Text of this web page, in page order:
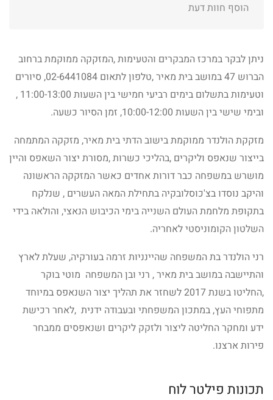
הוסף חוות דעת
ניתן לבקר במרכז המבקרים והטעימות ,המזקקה ממוקמת ברחוב
הברוש 47 במושב בית מאיר ,טלפון לתאום 02-6441084, סיורים
וטעימות בתשלום בימים רביעי חמישי בין השעות 11:00-13:00 ,
ובימי שישי בין השעות 10:00-12:00, זמן הסיור כשעה.
מזקקת הולנדר ממוקמת בישוב הדתי בית מאיר, מזקקה המתמחה
בייצור שנאפס וליקרים ,בהליכי כשרות ,מסורת יצור השאפס והיין
מושרש במשפחה כבר דורות אחדים כאשר המזקקה הראשונה
והיקב נוסדו בצ'כוסלובקיה בתחילת המאה העשרים , שנלקח
בתקופת מלחמת העולם השנייה בימי הכיבוש הנאצי, והולאה בידי
השלטון הקומוניסטי לאחריה.
רני הולנדר בת המשפחה שהיינניות זרמה בעורקיה, שעלת לארץ
והתיישבה במושב בית מאיר , רני ובן המשפחה מוטי בוקר
,החליטו בשנת 2017 לשחזר את תהליך יצור השנאפס במיוחד
מתפוחי העץ, במתכון המשפחתי ובעבודה ידנית ,לאחר רכישת
ידע ומחקר החליטה ליצור ולזקק ליקרים ושנאפסים ממבחר
פירות ארצנו.
תכונות פילטר לוח